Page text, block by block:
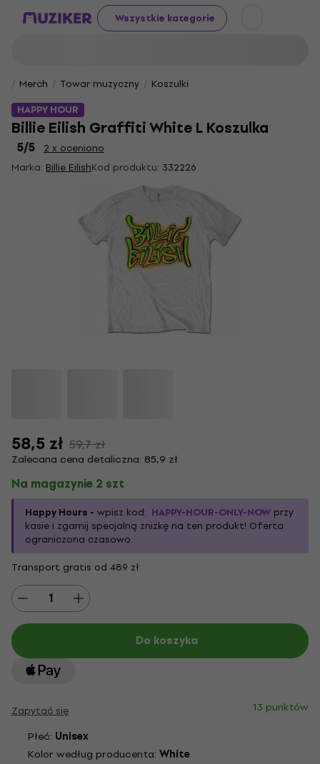
Wszystkie kategorie
Merch Towar muzyczny
Koszulki
HAPPY HOUR
Billie Eilish Graffiti White L Koszulka
5/5
2 x oceniono
Marka: Billie EilishKod produktu: 332226
58,5 zł 59,7 zł
Zalecana cena detaliczna: 85,9 zł
Na magazynie 2 szt
Happy Hours - wpisz kod: HAPPY-HOUR-ONLY-NOW przy
kasie i zgarnij specjalną zniżkę na ten produkt! Oferta
ograniczona czasowo.
Transport gratis od 489 zł
Do koszyka
Zapytać się
13 punktów
Płeć: Unisex
Kolor według producenta: White